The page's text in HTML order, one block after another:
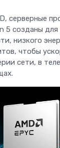
серверные
5 созданы
низкого
чтобы
сети, в